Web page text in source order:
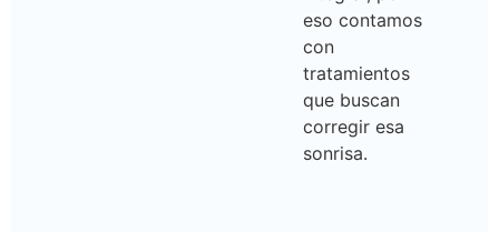
eso contamos
con
tratamientos
que buscan
corregir esa
sonrisa.